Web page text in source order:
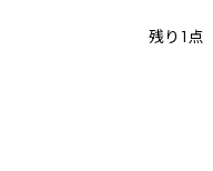
残り1点